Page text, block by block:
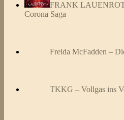
FRANK
Corona Saga
Freida McFadden –
TKKG – Vollgas ins